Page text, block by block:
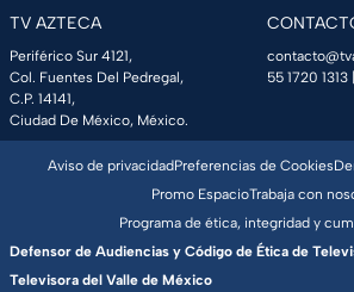
TV AZTECA
Periférico Sur 4121,
Col. Fuentes Del Pedregal,
C.P. 14141,
Ciudad De México, México.
55 1720 1313
Aviso de privacidadPreferencias de Cookies
Promo EspacioTrabaja con
Programa de ética, integridad y
Defensor de Audiencias y Código de Ética de
Televisora del Valle de México